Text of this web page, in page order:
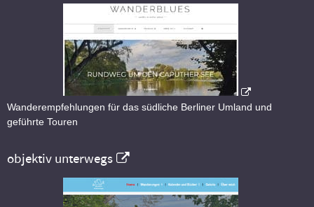
Wanderempfehlungen für das südliche Berliner Umland und
geführte Touren
objektiv unterwegs